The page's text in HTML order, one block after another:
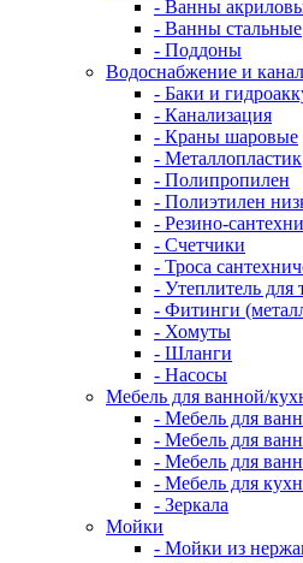
- Ванны
- Ванны стальные
- Поддоны
Водоснабжение и
- Баки и
- Канализация
- Краны шаровые
- Металлопластик
- Полипропилен
- Полиэтилен
- Резино-
- Счетчики
- Троса
- Утеплитель для
- Фитинги
- Хомуты
- Шланги
- Насосы
Мебель для ванной/
- Мебель для
- Мебель для
- Мебель для
- Мебель для
- Зеркала
Мойки
- Мойки из